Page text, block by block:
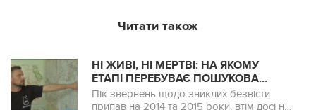
Читати також
НІ ЖИВІ, НІ МЕРТВІ: НА ЯКОМУ
ЕТАПІ ПЕРЕБУВАЄ ПОШУКОВА
ОПЕРАЦІЯ ЗНИКЛИХ БЕЗВІСТИ НА
ДОНБАСІ
Пік звернень щодо зниклих безвісти
припав на 2014 та 2015 роки, втім досі на